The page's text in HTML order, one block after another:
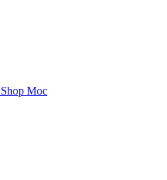
Shop Moc